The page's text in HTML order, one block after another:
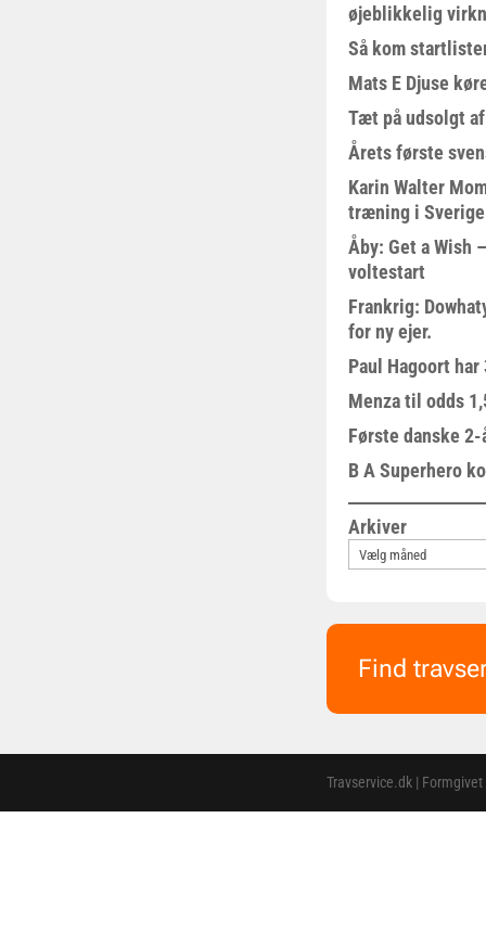
øjeblikkelig
Så kom
Mats E Djuse
Tæt på udsolgt
Årets første
Karin Walter
træning i Sverige
Åby: Get a Wish
voltestart
Frankrig:
for ny ejer.
Paul Hagoort
Menza til odds
Første danske
B A Superhero
Arkiver
Find
Travservice.dk |